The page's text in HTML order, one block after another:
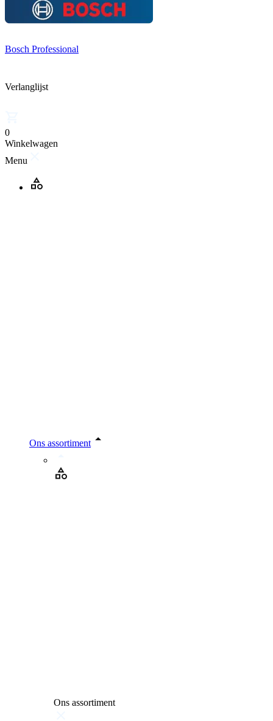
Bosch Professional
Verlanglijst
0
Winkelwagen
Menu
Ons assortiment
Ons assortiment